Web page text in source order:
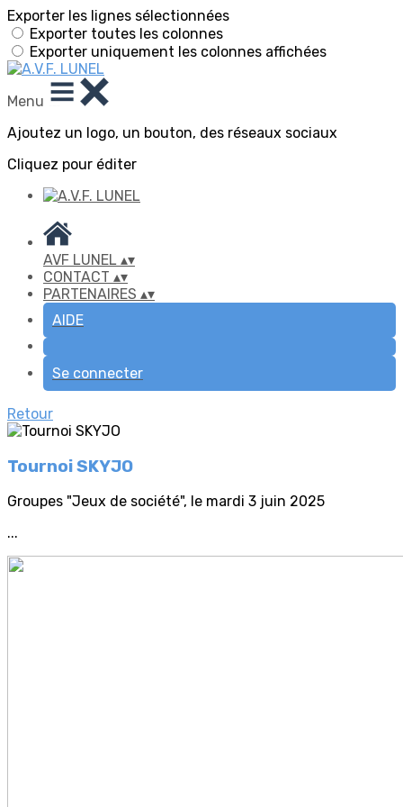
Exporter les lignes sélectionnées
Exporter toutes les colonnes
Exporter uniquement les colonnes affichées
Menu
Ajoutez un logo, un bouton, des réseaux sociaux
Cliquez pour éditer
AVF LUNEL ▴▾
CONTACT ▴▾
PARTENAIRES ▴▾
AIDE
Se connecter
Retour
Tournoi SKYJO
Groupes "Jeux de société", le mardi 3 juin 2025
...